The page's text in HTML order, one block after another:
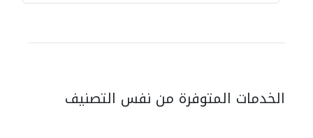
الخدمات المتوفرة من نفس التصنيف